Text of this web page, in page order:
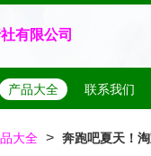
有限公司
产品大全 联系我们
大全 > 奔跑吧夏天！